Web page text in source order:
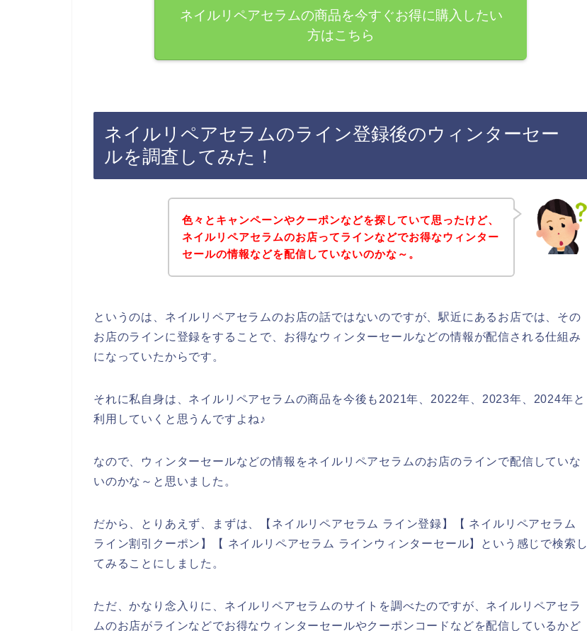
ネイルリペアセラムの商品を今すぐお得に購入したい
方はこちら
ネイルリペアセラムのライン登録後のウィンターセー
ルを調査してみた！
色々とキャンペーンやクーポンなどを探していて思ったけど、
ネイルリペアセラムのお店ってラインなどでお得なウィンター
セールの情報などを配信していないのかな～。
というのは、ネイルリペアセラムのお店の話ではないのですが、駅近にあるお店では、その
お店のラインに登録をすることで、お得なウィンターセールなどの情報が配信される仕組み
になっていたからです。
それに私自身は、ネイルリペアセラムの商品を今後も2021年、2022年、2023年、2024年と
利用していくと思うんですよね♪
なので、ウィンターセールなどの情報をネイルリペアセラムのお店のラインで配信していな
いのかな～と思いました。
だから、とりあえず、まずは、【ネイルリペアセラム ライン登録】【 ネイルリペアセラム
ライン割引クーポン】【 ネイルリペアセラム ラインウィンターセール】という感じで検索し
てみることにしました。
ただ、かなり念入りに、ネイルリペアセラムのサイトを調べたのですが、ネイルリペアセラ
ムのお店がラインなどでお得なウィンターセールやクーポンコードなどを配信しているかど